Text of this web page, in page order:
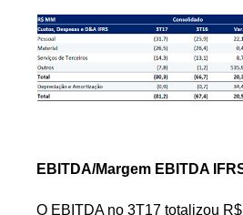
EBITDA/Margem EBITDA
O EBITDA no 3T17 totalizou